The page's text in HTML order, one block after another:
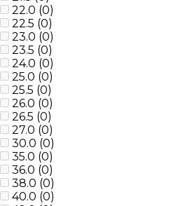
22.0 (0)
22.5 (0)
23.0 (0)
23.5 (0)
24.0 (0)
25.0 (0)
25.5 (0)
26.0 (0)
26.5 (0)
27.0 (0)
30.0 (0)
35.0 (0)
36.0 (0)
38.0 (0)
40.0 (0)